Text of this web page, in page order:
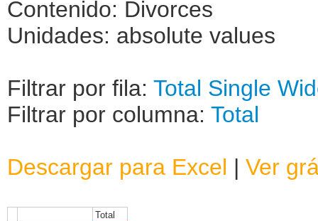
Contenido: Divorces
Unidades: absolute values
Filtrar por fila: Total Single
Filtrar por columna: Total
Descargar para Excel | Ver
Total